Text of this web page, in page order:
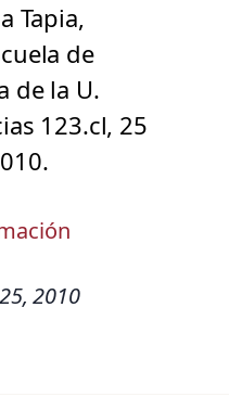
Tapia,
de
de la U.
123.cl, 25
2010